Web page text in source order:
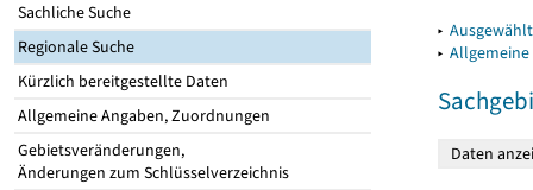
Sachliche Suche
Regionale Suche
Kürzlich bereitgestellte Daten
Allgemeine Angaben, Zuordnungen
Gebietsveränderungen,
Änderungen zum Schlüsselverzeichnis
▸
▸